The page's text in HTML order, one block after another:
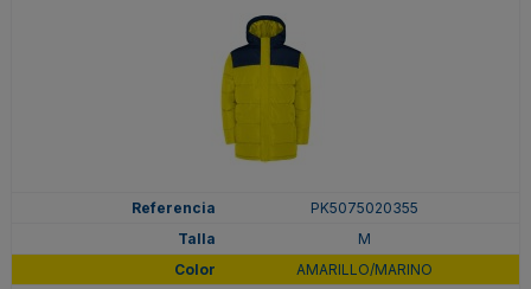
PK5075020355
M
AMARILLO/MARINO